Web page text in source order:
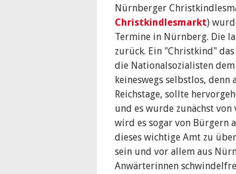
Nürnberger
Christkindlesmarkt)
Termine in Nürnberg. Die
zurück. Ein "Christkind"
die Nationalsozialisten
keineswegs selbstlos,
Reichstage, sollte
und es wurde zunächst
wird es sogar von Bürgern
dieses wichtige Amt zu
sein und vor allem aus
Anwärterinnen